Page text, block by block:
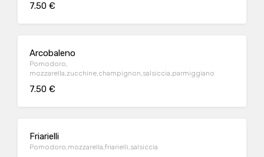
7.50 €
Arcobaleno
Pomodoro,
mozzarella,zucchine,champignon,salsiccia,parmiggiano
7.50 €
Friarielli
Pomodoro,mozzarella,friarielli,salsiccia